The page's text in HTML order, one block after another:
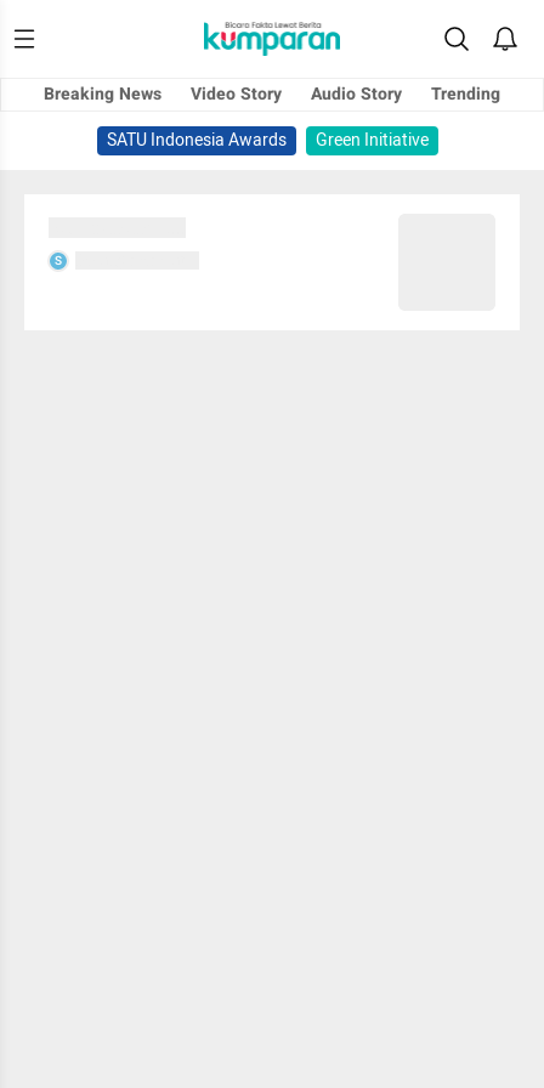
Breaking News Video Story Audio Story
Trending
SATU Indonesia Awards
Green Initiative
S